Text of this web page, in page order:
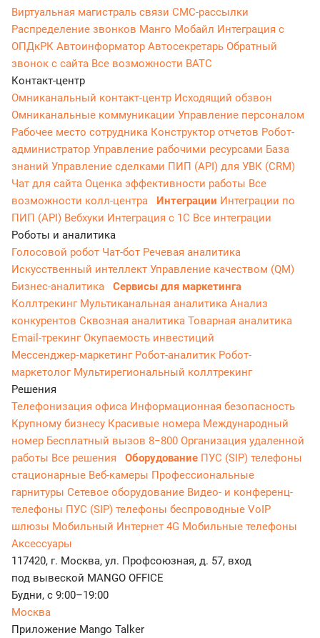
Виртуальная магистраль связи СМС-рассылки
Распределение звонков Манго Мобайл Интеграция с
ОПДкРК Автоинформатор Автосекретарь Обратный
звонок с сайта Все возможности ВАТС
Контакт-центр
Омниканальный контакт-центр Исходящий обзвон
Омниканальные коммуникации Управление персоналом
Рабочее место сотрудника Конструктор отчетов Робот-
администратор Управление рабочими ресурсами База
знаний Управление сделками ПИП (API) для УВК (CRM)
Чат для сайта Оценка эффективности работы Все
возможности колл-центра
Интеграции Интеграции по
ПИП (API) Вебхуки Интеграция с 1С Все интеграции
Роботы и аналитика
Голосовой робот Чат-бот Речевая аналитика
Искусственный интеллект Управление качеством (QM)
Бизнес-аналитика
Сервисы для маркетинга
Коллтрекинг Мультиканальная аналитика Анализ
конкурентов Сквозная аналитика Товарная аналитика
Email-трекингОкупаемость инвестиций
Мессенджер‑маркетинг Робот-аналитик Робот-
маркетолог Мультирегиональный коллтрекинг
Решения
Телефонизация офиса Информационная безопасность
Крупному бизнесу Красивые номера Международный
номер Бесплатный вызов 8−800 Организация удаленной
работы Все решения Оборудование ПУС (SIP) телефоны
стационарные Веб-камеры Профессиональные
гарнитуры Сетевое оборудование Видео- и конференц-
телефоны ПУС (SIP) телефоны беспроводные VoIP
шлюзы Мобильный Интернет 4G Мобильные телефоны
Аксессуары
117420, г. Москва, ул. Профсоюзная, д. 57, вход
под вывеской MANGO OFFICE
Будни, с 9:00–19:00
Москва
Приложение Mango Talker